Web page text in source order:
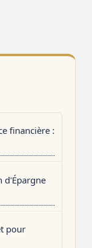
financière :
d'Épargne
pour